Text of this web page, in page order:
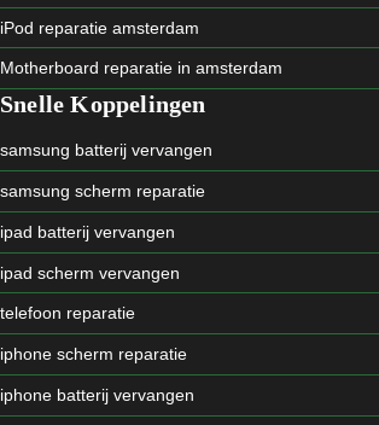
iPod reparatie amsterdam
Motherboard reparatie in amsterdam
Snelle Koppelingen
samsung batterij vervangen
samsung scherm reparatie
ipad batterij vervangen
ipad scherm vervangen
telefoon reparatie
iphone scherm reparatie
iphone batterij vervangen